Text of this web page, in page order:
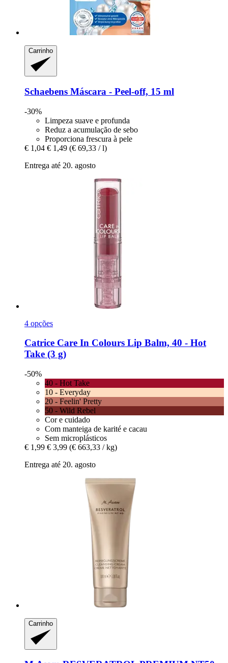
Carrinho
Schaebens Máscara -​ Peel-​off, 15 ml
-30%
Limpeza suave e profunda
Reduz a acumulação de sebo
Proporciona frescura à pele
€ 1,04 € 1,49 (€ 69,33 / l)
Entrega até 20. agosto
4 opções
Catrice Care In Colours Lip Balm, 40 -​ Hot
Take (3 g)
-50%
40 - Hot Take
10 - Everyday
20 - Feelin' Pretty
50 - Wild Rebel
Cor e cuidado
Com manteiga de karité e cacau
Sem microplásticos
€ 1,99 € 3,99 (€ 663,33 / kg)
Entrega até 20. agosto
Carrinho